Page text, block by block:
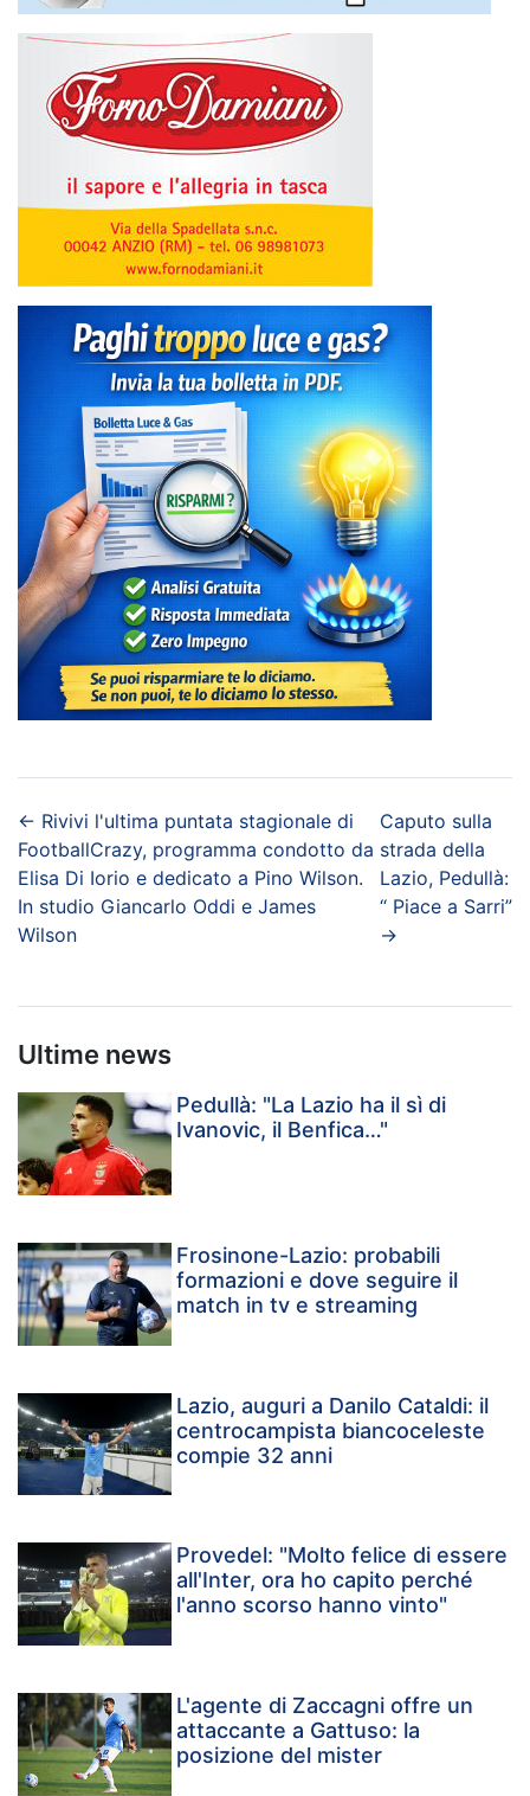
← Rivivi l'ultima puntata stagionale di
FootballCrazy, programma condotto da
Elisa Di Iorio e dedicato a Pino Wilson.
In studio Giancarlo Oddi e James
Wilson
Caputo sulla
strada della
Lazio, Pedullà:
“ Piace a Sarri”
→
Ultime news
Pedullà: "La Lazio ha il sì di
Ivanovic, il Benfica…"
Frosinone-Lazio: probabili
formazioni e dove seguire il
match in tv e streaming
Lazio, auguri a Danilo Cataldi: il
centrocampista biancoceleste
compie 32 anni
Provedel: "Molto felice di essere
all'Inter, ora ho capito perché
l'anno scorso hanno vinto"
L'agente di Zaccagni offre un
attaccante a Gattuso: la
posizione del mister